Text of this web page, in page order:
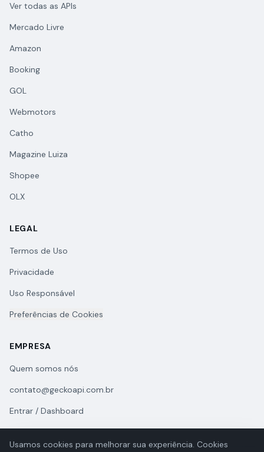
Ver todas as APIs
Mercado Livre
Amazon
Booking
GOL
Webmotors
Catho
Magazine Luiza
Shopee
OLX
LEGAL
Termos de Uso
Privacidade
Uso Responsável
Preferências de Cookies
EMPRESA
Quem somos nós
contato@geckoapi.com.br
Entrar / Dashboard
Usamos cookies para melhorar sua experiência. Cookies